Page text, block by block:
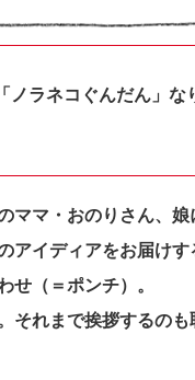
ラネコぐんだん」な
ママ・おのりさん、
イディアをお届けす
せ（＝ポンチ）。
それまで挨拶するの